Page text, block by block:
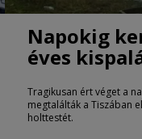
Napokig
éves
Tragikusan ért véget a
megtalálták a Tiszában
holttestét.